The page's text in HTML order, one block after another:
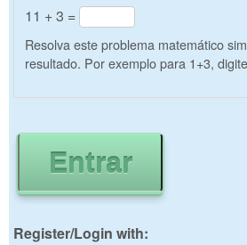
11 + 3 =
Resolva este problema matemático
resultado. Por exemplo para 1+3,
Register/Login with: